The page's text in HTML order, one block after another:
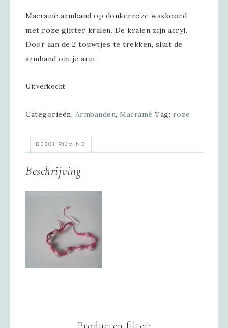
Macramé armband op donkerroze waxkoord
met roze glitter kralen. De kralen zijn acryl.
Door aan de 2 touwtjes te trekken, sluit de
armband om je arm.
Uitverkocht
Categorieën: Armbanden, Macramé Tag: roze
BESCHRIJVING
Beschrijving